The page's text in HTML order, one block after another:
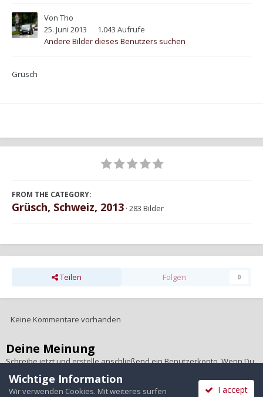
Von Tho
25. Juni 2013
1.043 Aufrufe
Andere Bilder dieses Benutzers suchen
Grüsch
FROM THE CATEGORY:
Grüsch, Schweiz, 2013 · 283 Bilder
Teilen Folgen 0
Keine Kommentare vorhanden
Deine Meinung
Schreibe jetzt und erstelle anschließend ein Benutzerkonto. Wenn Du
ein Benutzerkonto hast,
melde Dich bitte an
Benutzernamen zu schreiben.
Wichtige Information
Wir verwenden Cookies. Mit weiteres surfen I accept